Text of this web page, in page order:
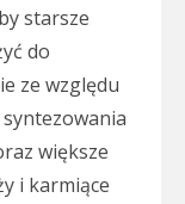
starsze
do
ze względu
większe
i karmiące